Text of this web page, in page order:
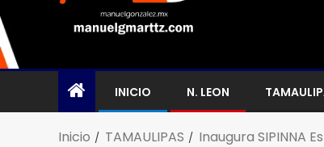
INICIO N. LEON
Inicio TAMAULIPAS Inaugura SIPINNA